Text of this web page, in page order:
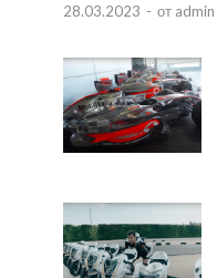
28.03.2023 - от admin